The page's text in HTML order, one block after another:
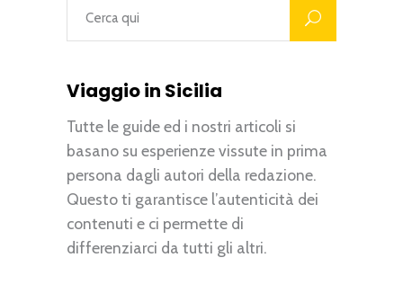
Viaggio in Sicilia
Tutte le guide ed i nostri articoli si
basano su esperienze vissute in prima
persona dagli autori della redazione.
Questo ti garantisce l’autenticità dei
contenuti e ci permette di
differenziarci da tutti gli altri.